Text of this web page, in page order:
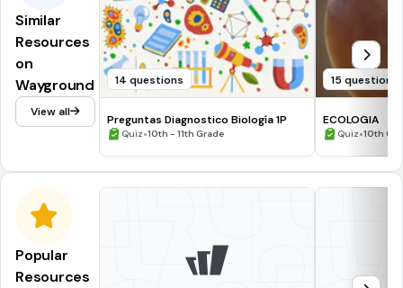
Similar
Resources
on
Wayground
View all
14 questions
Preguntas Diagnostico Biología 1P
Quiz•10th - 11th Grade
15 questions
ECOLOGIA
Quiz•10th
Popular
Resources